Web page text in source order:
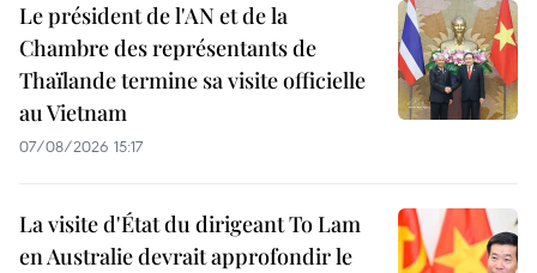
Le président de l'AN et de la
Chambre des représentants de
Thaïlande termine sa visite officielle
au Vietnam
07/08/2026 15:17
La visite d'État du dirigeant To Lam
en Australie devrait approfondir le